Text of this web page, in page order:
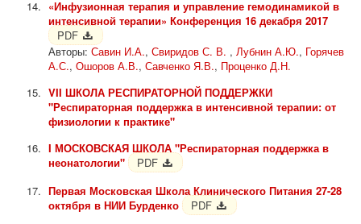
«Инфузионная терапия и управление гемодинамикой в
интенсивной терапии» Конференция 16 декабря 2017
PDF
Авторы: Савин И.А., Свиридов С. В. , Лубнин А.Ю., Горячев
А.С., Ошоров А.В., Савченко Я.В., Проценко Д.Н.
VII ШКОЛА РЕСПИРАТОРНОЙ ПОДДЕРЖКИ
"Респираторная поддержка в интенсивной терапии: от
физиологии к практике"
I МОСКОВСКАЯ ШКОЛА "Респираторная поддержка в
неонатологии"
PDF
Первая Московская Школа Клинического Питания 27-28
октября в НИИ Бурденко
PDF